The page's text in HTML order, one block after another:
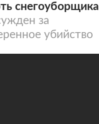
снегоуборщика
за
убийство